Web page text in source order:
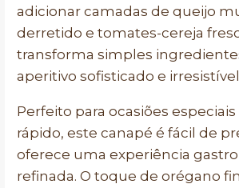
adicionar camadas de queijo
derretido e tomates-cereja
transforma simples
aperitivo sofisticado e
Perfeito para ocasiões
rápido, este canapé é fácil de
oferece uma experiência
refinada. O toque de orégano